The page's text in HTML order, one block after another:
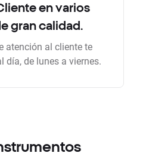
en varios
gran calidad.
atención al cliente te
día, de lunes a viernes.